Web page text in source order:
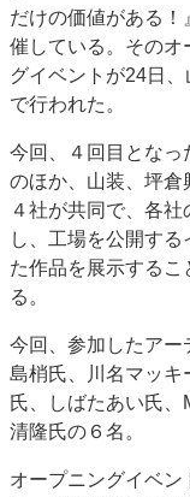
特集・デジタル印刷 アイ
JAPAN PACK 2023 特集
2022 見える化・MIS特集
特集・デジタル印刷 ～ 新
案内
発刊案内
JFPI
運営
だけの価値がある！
催している。そのオ
グイベントが24日、
で行われた。
今回、４回目となっ
のほか、山装、坪倉
４社が共同で、各
し、工場を公開す
た作品を展示する
る。
今回、参加したアー
島梢氏、川名マッキ
氏、しばたあい氏、
清隆氏の６名。
オープニングイベン